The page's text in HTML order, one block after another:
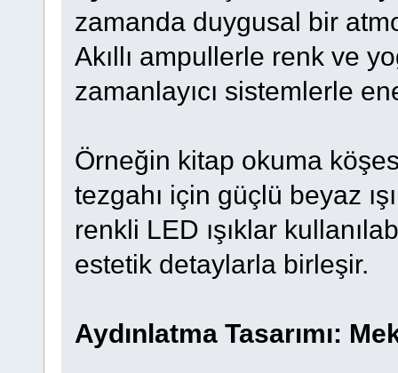
zamanda duygusal bir
Akıllı ampullerle renk ve
zamanlayıcı sistemlerle
Örneğin kitap okuma
tezgahı için güçlü beyaz
renkli LED ışıklar
estetik detaylarla birleşir.
Aydınlatma Tasarımı: